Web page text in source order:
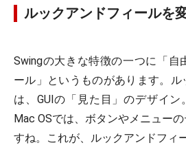
ルックアンドフィールを
Swingの大きな特徴の一つに「自
ール」というものがあります。ル
は、GUIの「見た目」のデザイン
Mac OSでは、ボタンやメニュー
すね。これが、ルックアンドフィ